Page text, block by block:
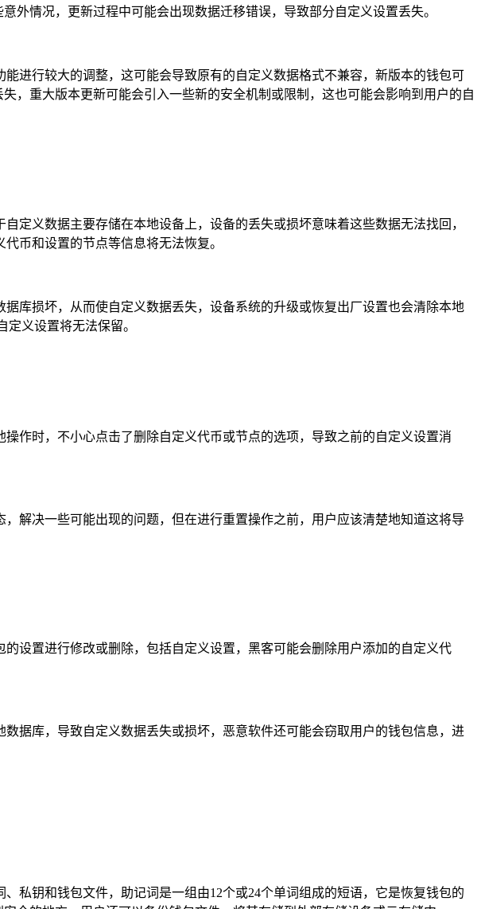
外情况，更新过程中可能会出现数据迁移错误，导致部分自定义设置丢失。
进行较大的调整，这可能会导致原有的自定义数据格式不兼容，新版本的钱包可
，重大版本更新可能会引入一些新的安全机制或限制，这也可能会影响到用户的自
定义数据主要存储在本地设备上，设备的丢失或损坏意味着这些数据无法找回，
币和设置的节点等信息将无法恢复。
库损坏，从而使自定义数据丢失，设备系统的升级或恢复出厂设置也会清除本地
义设置将无法保留。
作时，不小心点击了删除自定义代币或节点的选项，导致之前的自定义设置消
解决一些可能出现的问题，但在进行重置操作之前，用户应该清楚地知道这将导
设置进行修改或删除，包括自定义设置，黑客可能会删除用户添加的自定义代
据库，导致自定义数据丢失或损坏，恶意软件还可能会窃取用户的钱包信息，进
私钥和钱包文件，助记词是一组由12个或24个单词组成的短语，它是恢复钱包的